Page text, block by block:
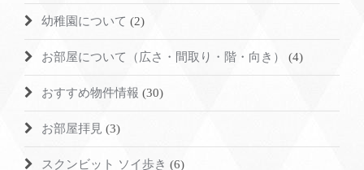
幼稚園について (2)
お部屋について（広さ・間取り・階・向き） (4)
おすすめ物件情報 (30)
お部屋拝見 (3)
スクンビット ソイ歩き (6)